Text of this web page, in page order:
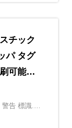
チック
パ タグ
可能な
パの識